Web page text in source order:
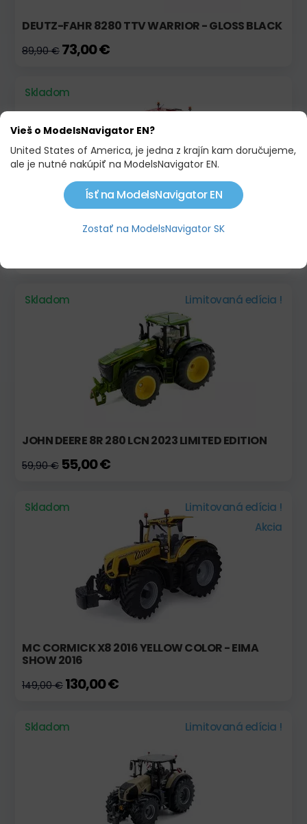
DEUTZ-FAHR 8280 TTV WARRIOR - GLOSS BLACK
89,90 € 73,00 €
Skladom
CASE IH PUMA 185 CVXDRIVE
Skladom Limitovaná edícia !
JOHN DEERE 8R 280 LCN 2023 LIMITED EDITION
59,90 € 55,00 €
Skladom
Limitovaná edícia !
Akcia
MC CORMICK X8 2016 YELLOW COLOR - EIMA
SHOW 2016
149,00 € 130,00 €
Skladom Limitovaná edícia !
Vieš o ModelsNavigator EN?
United States of America, je jedna z krajín kam doručujeme,
ale je nutné nakúpiť na ModelsNavigator EN.
Ísť na ModelsNavigator EN
Zostať na ModelsNavigator SK